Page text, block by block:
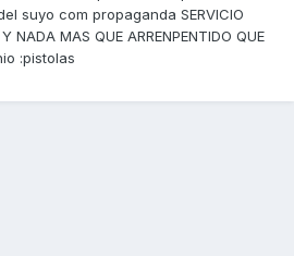
suyo com propaganda SERVICIO
NADA MAS QUE ARRENPENTIDO QUE
:pistolas